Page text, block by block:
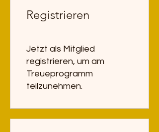
Registrieren
Jetzt als Mitglied
registrieren, um am
Treueprogramm
teilzunehmen.